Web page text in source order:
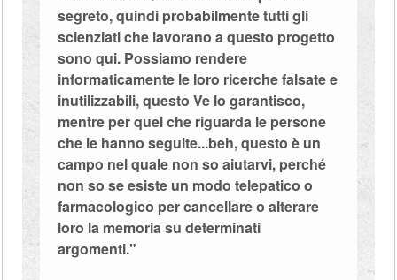
segreto, quindi probabilmente tutti gli
scienziati che lavorano a questo progetto
sono qui. Possiamo rendere
informaticamente le loro ricerche falsate e
inutilizzabili, questo Ve lo garantisco,
mentre per quel che riguarda le persone
che le hanno seguite...beh, questo è un
campo nel quale non so aiutarvi, perché
non so se esiste un modo telepatico o
farmacologico per cancellare o alterare
loro la memoria su determinati
argomenti."